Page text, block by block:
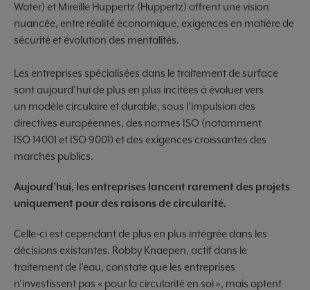
Water) et Mireille Huppertz (Huppertz) offrent une vision
nuancée, entre réalité économique, exigences en matière de
sécurité et évolution des mentalités.
Les entreprises spécialisées dans le traitement de surface
sont aujourd’hui de plus en plus incitées à évoluer vers
un modèle circulaire et durable, sous l’impulsion des
directives européennes, des normes ISO (notamment
ISO 14001 et ISO 9001) et des exigences croissantes des
marchés publics.
Aujourd’hui, les entreprises lancent rarement des projets
uniquement pour des raisons de circularité.
Celle-ci est cependant de plus en plus intégrée dans les
décisions existantes. Robby Knaepen, actif dans le
traitement de l’eau, constate que les entreprises
n’investissent pas « pour la circularité en soi », mais optent